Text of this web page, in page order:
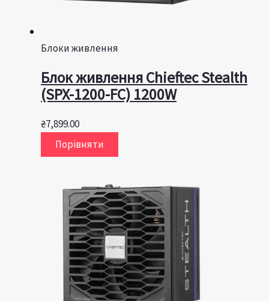
Блоки живлення
Блок живлення Chieftec Stealth
(SPX-1200-FC) 1200W
₴7,899.00
Порівняти